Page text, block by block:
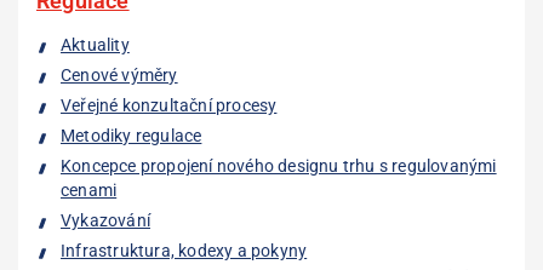
Aktuality
Cenové výměry
Veřejné konzultační procesy
Metodiky regulace
Koncepce propojení nového designu trhu s regulovanými
cenami
Vykazování
Infrastruktura, kodexy a pokyny